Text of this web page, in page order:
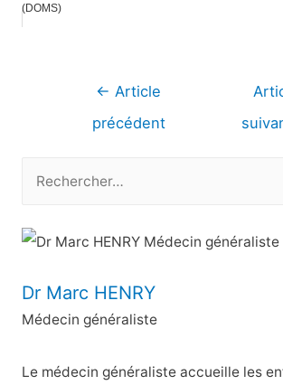
(DOMS)
Navigation
← Article
précédent
c
e
r
h
Dr Marc HENRY
Médecin généraliste
Le médecin généraliste accueille les